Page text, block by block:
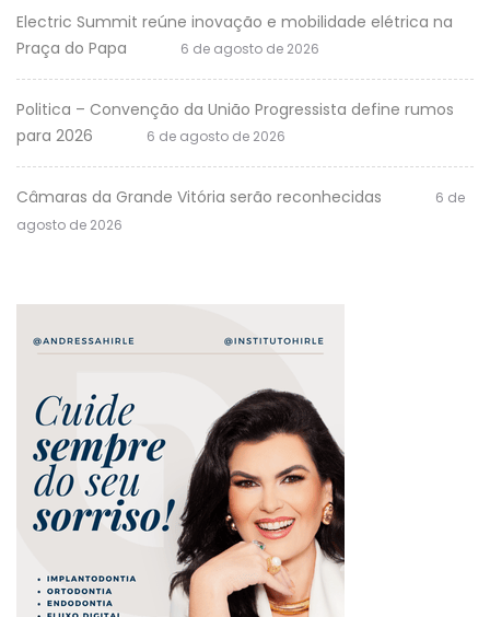
Electric Summit reúne inovação e mobilidade elétrica na
Praça do Papa
6 de agosto de 2026
Politica – Convenção da União Progressista define rumos
para 2026
6 de agosto de 2026
Câmaras da Grande Vitória serão reconhecidas
6 de
agosto de 2026